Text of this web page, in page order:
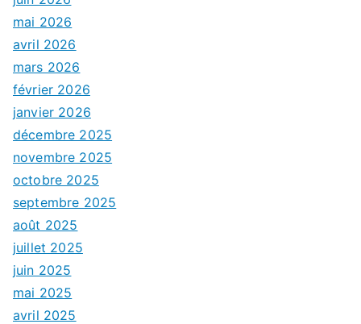
mai 2026
avril 2026
mars 2026
février 2026
janvier 2026
décembre 2025
novembre 2025
octobre 2025
septembre 2025
août 2025
juillet 2025
juin 2025
mai 2025
avril 2025